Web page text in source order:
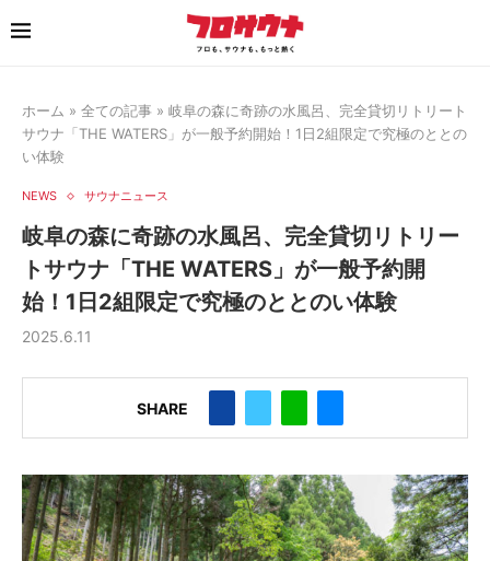
ホーム » 全ての記事 » 岐阜の森に奇跡の水風呂、完全貸切リトリート
サウナ「THE WATERS」が一般予約開始！1日2組限定で究極のととの
い体験
NEWS サウナニュース
岐阜の森に奇跡の水風呂、完全貸切リトリー
トサウナ「THE WATERS」が一般予約開
始！1日2組限定で究極のととのい体験
2025.6.11
SHARE